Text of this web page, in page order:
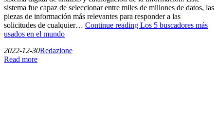
sistema fue capaz de seleccionar entre miles de millones de datos, las
piezas de información más relevantes para responder a las
solicitudes de cualquier… Continue reading Los 5 buscadores más
usados en el mundo
2022-12-30Redazione
Read more